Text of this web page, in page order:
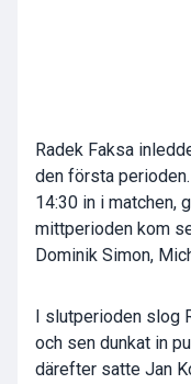
Radek Faksa
den första
14:30 in i matchen,
mittperioden kom
Dominik Simon,
I slutperioden
och sen dunkat in
därefter satte Jan